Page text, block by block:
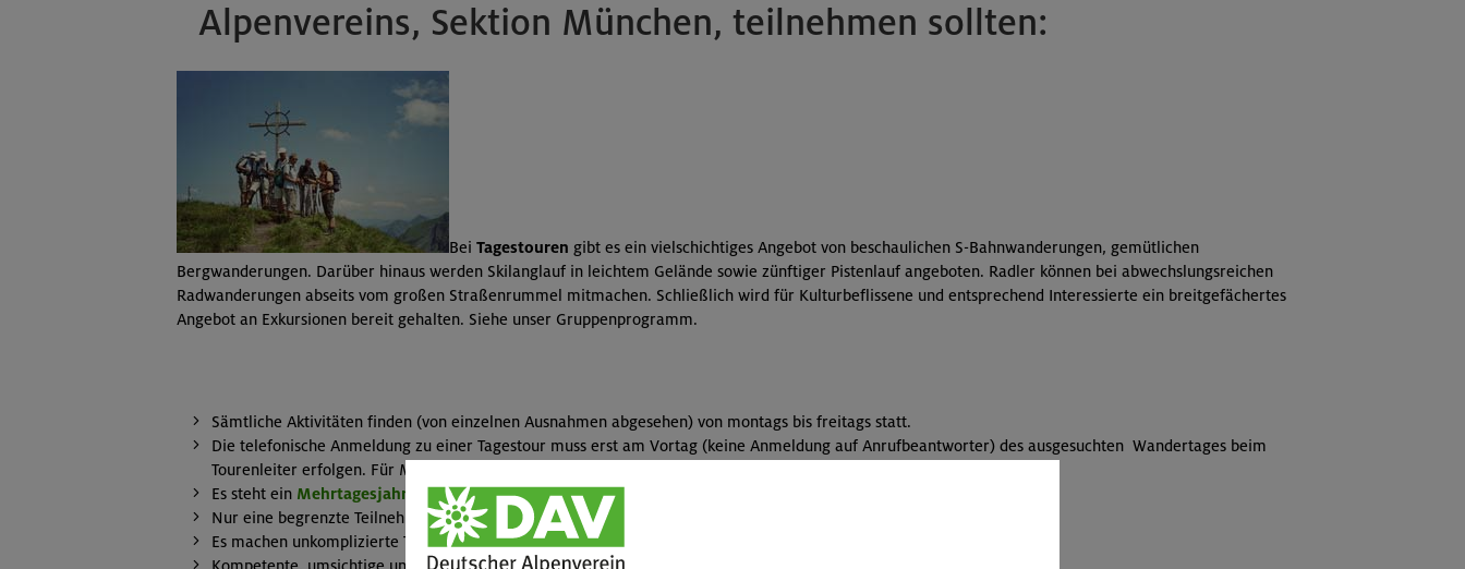
Alpenvereins, Sektion München, teilnehmen sollten:
Bei Tagestouren gibt es ein vielschichtiges Angebot von beschaulichen S-Bahnwanderungen, gemütlichen
Bergwanderungen. Darüber hinaus werden Skilanglauf in leichtem Gelände sowie zünftiger Pistenlauf angeboten. Radler können bei abwechslungsreichen
Radwanderungen abseits vom großen Straßenrummel mitmachen. Schließlich wird für Kulturbeflissene und entsprechend Interessierte ein breitgefächertes
Angebot an Exkursionen bereit gehalten. Siehe unser Gruppenprogramm.
Sämtliche Aktivitäten finden (von einzelnen Ausnahmen abgesehen) von montags bis freitags statt.
Die telefonische Anmeldung zu einer Tagestour muss erst am Vortag (keine Anmeldung auf Anrufbeantworter) des ausgesuchten Wandertages beim
Tourenleiter erfolgen. Für Mehrtagestouren gilt der in den Ausschreibung angegebene Termin.
Es steht ein Mehrtagesjahresprogrammzur Verfügung.
Nur eine begrenzte Teilnehmerzahl wandert mit.
Es machen unkomplizierte Teilnehmer mit, die nicht unter Leistungsdruck stehen.